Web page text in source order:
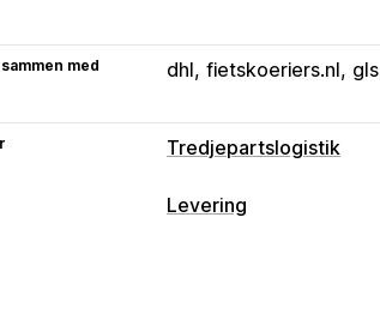
med dhl fietskoeriers.nl gls
Tredjepartslogistik
Levering